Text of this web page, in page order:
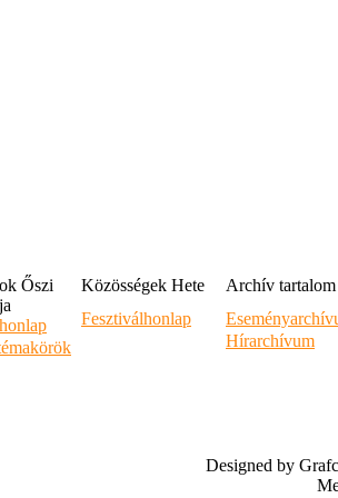
Őszi
Közösségek Hete
Fesztiválhonlap
Archív tartalom
Hírarchívum
Designed by